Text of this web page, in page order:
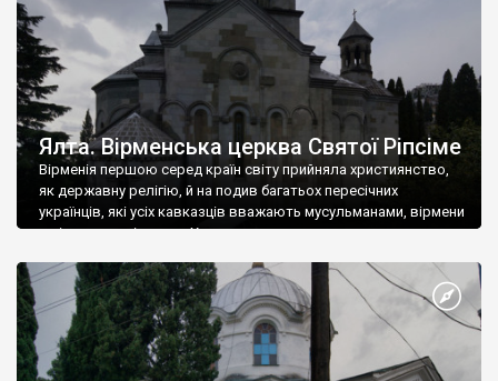
Ялта. Вірменська церква Святої Ріпсіме
Вірменія першою серед країн світу прийняла християнство,
як державну релігію, й на подив багатьох пересічних
українців, які усіх кавказців вважають мусульманами, вірмени
є відданими вірянами Христа